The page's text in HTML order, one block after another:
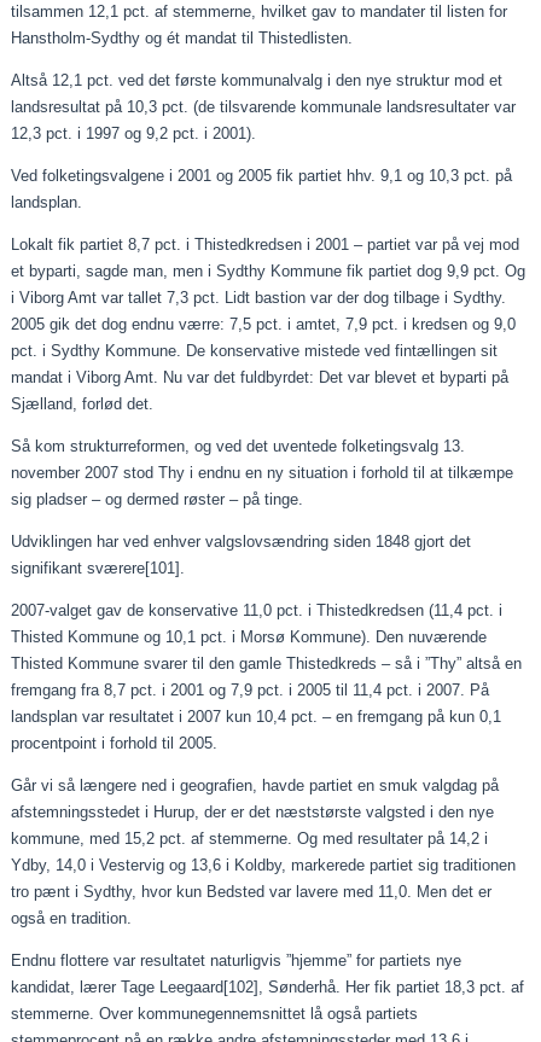
tilsammen 12,1 pct. af stemmerne, hvilket gav to mandater til listen for
Hanstholm-Sydthy og ét mandat til Thistedlisten.
Altså 12,1 pct. ved det første kommunalvalg i den nye struktur mod et
landsresultat på 10,3 pct. (de tilsvarende kommunale landsresultater var
12,3 pct. i 1997 og 9,2 pct. i 2001).
Ved folketingsvalgene i 2001 og 2005 fik partiet hhv. 9,1 og 10,3 pct. på
landsplan.
Lokalt fik partiet 8,7 pct. i Thistedkredsen i 2001 – partiet var på vej mod
et byparti, sagde man, men i Sydthy Kommune fik partiet dog 9,9 pct. Og
i Viborg Amt var tallet 7,3 pct. Lidt bastion var der dog tilbage i Sydthy.
2005 gik det dog endnu værre: 7,5 pct. i amtet, 7,9 pct. i kredsen og 9,0
pct. i Sydthy Kommune. De konservative mistede ved fintællingen sit
mandat i Viborg Amt. Nu var det fuldbyrdet: Det var blevet et byparti på
Sjælland, forlød det.
Så kom strukturreformen, og ved det uventede folketingsvalg 13.
november 2007 stod Thy i endnu en ny situation i forhold til at tilkæmpe
sig pladser – og dermed røster – på tinge.
Udviklingen har ved enhver valgslovsændring siden 1848 gjort det
signifikant sværere[101]
2007-valget gav de konservative 11,0 pct. i Thistedkredsen (11,4 pct. i
Thisted Kommune og 10,1 pct. i Morsø Kommune). Den nuværende
Thisted Kommune svarer til den gamle Thistedkreds – så i ”Thy” altså en
fremgang fra 8,7 pct. i 2001 og 7,9 pct. i 2005 til 11,4 pct. i 2007. På
landsplan var resultatet i 2007 kun 10,4 pct. – en fremgang på kun 0,1
procentpoint i forhold til 2005.
Går vi så længere ned i geografien, havde partiet en smuk valgdag på
afstemningsstedet i Hurup, der er det næststørste valgsted i den nye
kommune, med 15,2 pct. af stemmerne. Og med resultater på 14,2 i
Ydby, 14,0 i Vestervig og 13,6 i Koldby, markerede partiet sig traditionen
tro pænt i Sydthy, hvor kun Bedsted var lavere med 11,0. Men det er
også en tradition.
Endnu flottere var resultatet naturligvis ”hjemme” for partiets nye
kandidat, lærer Tage Leegaard[102] , Sønderhå. Her fik partiet 18,3 pct. af
stemmerne. Over kommunegennemsnittet lå også partiets